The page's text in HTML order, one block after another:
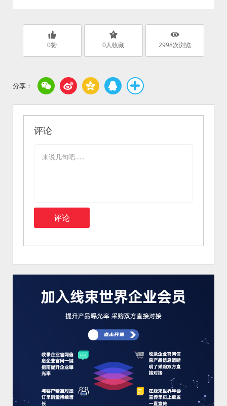
0赞 0人收藏 2998次浏览
评论
评论